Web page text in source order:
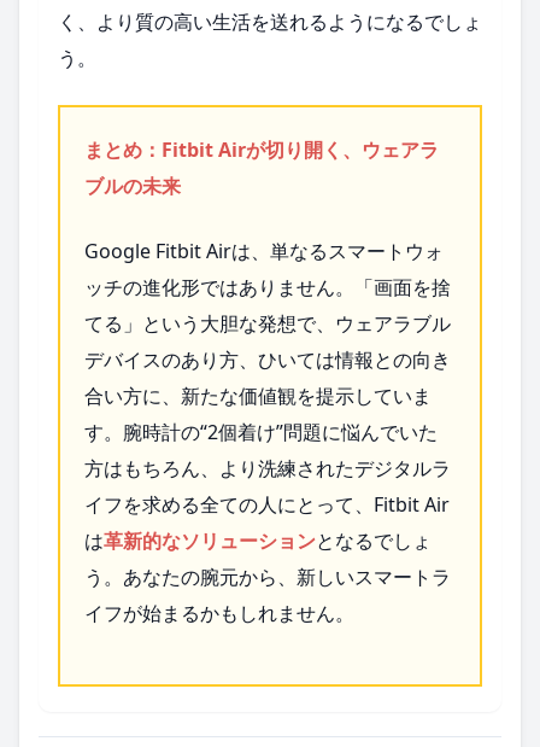
く、より質の高い生活を送れるようになるでしょ
う。
まとめ：Fitbit Airが切り開く、ウェアラ
ブルの未来
Google Fitbit Airは、単なるスマートウォ
ッチの進化形ではありません。「画面を捨
てる」という大胆な発想で、ウェアラブル
デバイスのあり方、ひいては情報との向き
合い方に、新たな価値観を提示していま
す。腕時計の“2個着け”問題に悩んでいた
方はもちろん、より洗練されたデジタルラ
イフを求める全ての人にとって、Fitbit Air
は革新的なソリューションとなるでしょ
う。あなたの腕元から、新しいスマートラ
イフが始まるかもしれません。